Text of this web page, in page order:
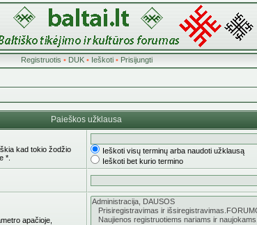
Registruotis • DUK• Ieškoti• Prisijungti
Paieškos užklausa
kad tokio žodžio
*.
Ieškoti visų terminų arba naudoti užklausą
Ieškoti bet kurio termino
apačioje,